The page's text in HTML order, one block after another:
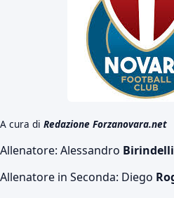
A cura di Redazione Forzanovara.net
Allenatore: Alessandro Birindelli
Allenatore in Seconda: Diego